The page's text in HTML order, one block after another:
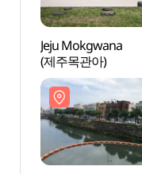
Jeju Mokgwana
(제주목관아)